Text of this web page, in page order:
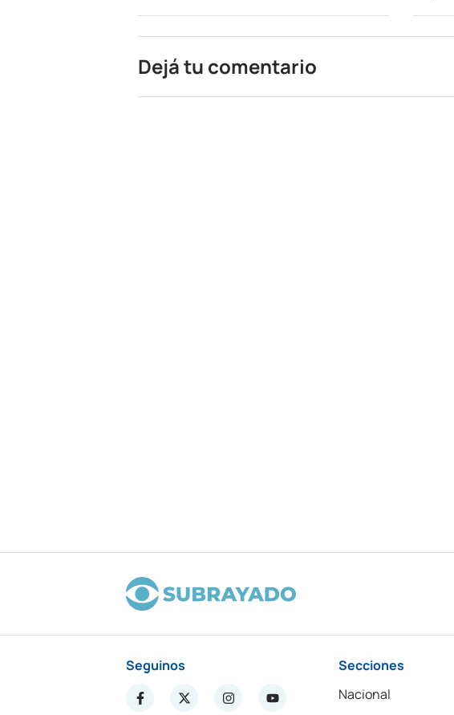
Dejá tu comentario
Seguinos
Secciones
Nacional